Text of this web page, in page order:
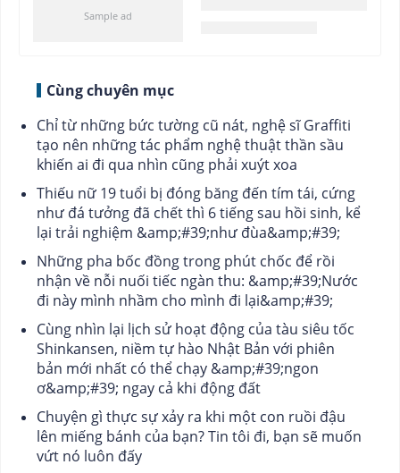
Cùng chuyên mục
Chỉ từ những bức tường cũ nát, nghệ sĩ Graffiti
tạo nên những tác phẩm nghệ thuật thần sầu
khiến ai đi qua nhìn cũng phải xuýt xoa
Thiếu nữ 19 tuổi bị đóng băng đến tím tái, cứng
như đá tưởng đã chết thì 6 tiếng sau hồi sinh, kể
lại trải nghiệm &amp;#39;như đùa&amp;#39;
Những pha bốc đồng trong phút chốc để rồi
nhận về nỗi nuối tiếc ngàn thu: &amp;#39;Nước
đi này mình nhầm cho mình đi lại&amp;#39;
Cùng nhìn lại lịch sử hoạt động của tàu siêu tốc
Shinkansen, niềm tự hào Nhật Bản với phiên
bản mới nhất có thể chạy &amp;#39;ngon
ơ&amp;#39; ngay cả khi động đất
Chuyện gì thực sự xảy ra khi một con ruồi đậu
lên miếng bánh của bạn? Tin tôi đi, bạn sẽ muốn
vứt nó luôn đấy